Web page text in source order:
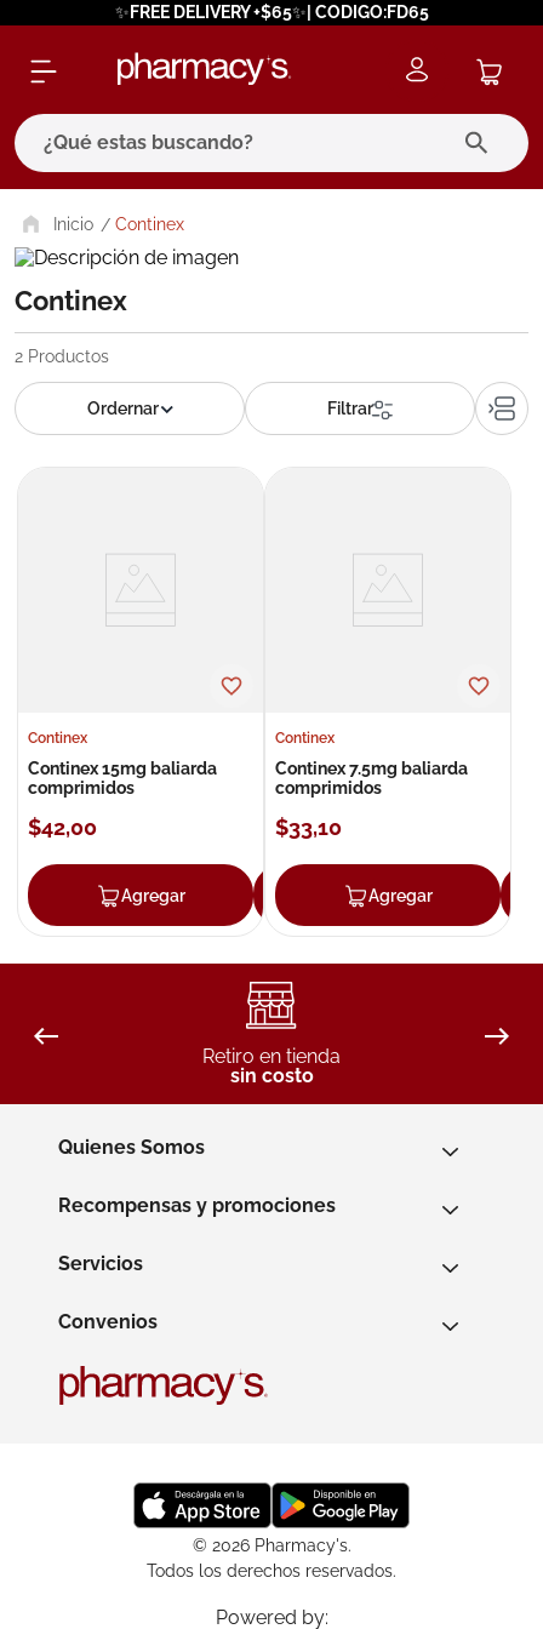
✨FREE DELIVERY +$65✨| CODIGO:FD65
¿Qué estas buscando?
Continex
Continex
2 Productos
Continex
Continex 15mg baliarda
comprimidos
$42,00
Agregar Agregar
Continex
Continex 7.5mg baliarda
comprimidos
$33,10
Agregar
Retiro en tienda
sin costo
Quienes Somos
Recompensas y promociones
Servicios
Convenios
© 2026 Pharmacy's.
Todos los derechos reservados.
Powered by:
términos más buscados
1. eucerin
2. protector solar
3. bioderma
5. cerave
roche posay
nivea